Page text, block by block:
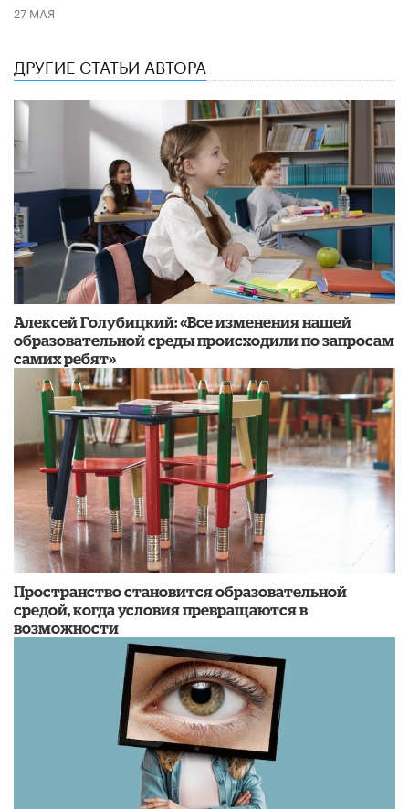
27 МАЯ
ДРУГИЕ СТАТЬИ АВТОРА
​Алексей Голубицкий: «Все изменения нашей
образовательной среды происходили по запросам
самих ребят»
Пространство становится образовательной
средой, когда условия превращаются в
возможности